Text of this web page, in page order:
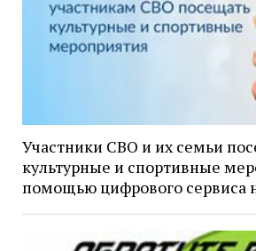
Участники СВО и их семьи
культурные и спортивные
помощью цифрового сервиса